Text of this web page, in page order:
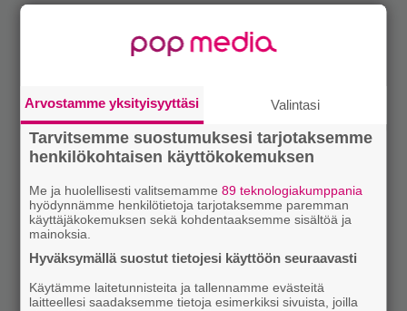
Arvostamme yksityisyyttäsi Valintasi
Tarvitsemme suostumuksesi tarjotaksemme
henkilökohtaisen käyttökokemuksen
Me ja huolellisesti valitsemamme89 teknologiakumppania
hyödynnämme henkilötietoja tarjotaksemme paremman
käyttäjäkokemuksen sekä kohdentaaksemme sisältöä ja
mainoksia.
Hyväksymällä suostut tietojesi käyttöön seuraavasti
Käytämme laitetunnisteita ja tallennamme evästeitä
laitteellesi saadaksemme tietoja esimerkiksi sivuista, joilla